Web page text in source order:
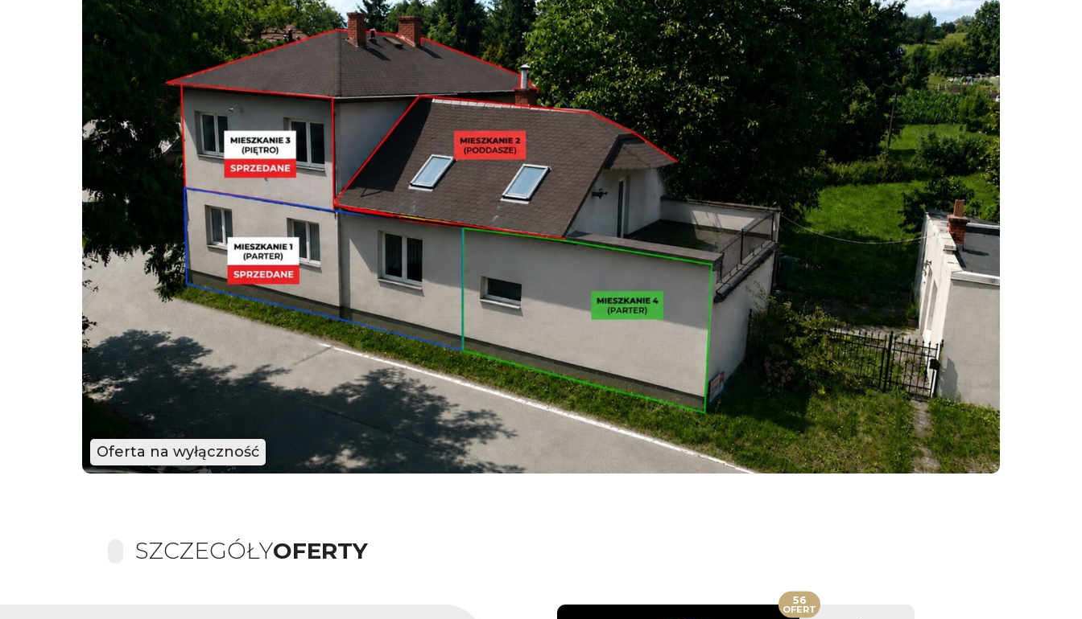
Oferta na wyłączność
SZCZEGÓŁYOFERTY
56
OFERT